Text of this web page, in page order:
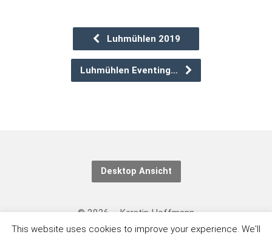
Luhmühlen 2019
Luhmühlen Eventing…
Desktop Ansicht
© 2026 – Kerstin Hoffmann
Kontakt/Datenschutzerklärung: https://eventing-
This website uses cookies to improve your experience. We'll